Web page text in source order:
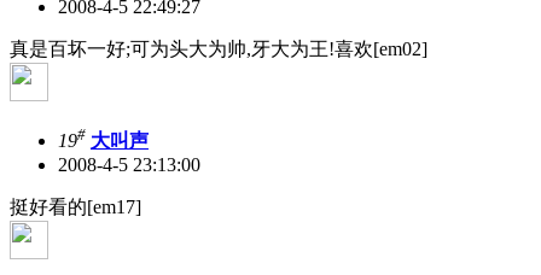
2008-4-5 22:49:27
真是百坏一好;可为头大为帅,牙大为王!喜欢[em02]
19# 大叫声
2008-4-5 23:13:00
挺好看的[em17]